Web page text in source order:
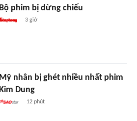
Bộ phim bị dừng chiếu
3 giờ
Mỹ nhân bị ghét nhiều nhất phim
Kim Dung
12 phút